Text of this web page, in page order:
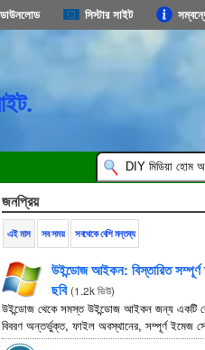
সিস্টার সাইট
ডাউনলোড
জনপ্রিয়
এই মাস সব সময় সবথেকে বেশি মন্তব্য
উইন্ডোজ আইকন: বিস্তারিত সম্পূর্ণ
ছবি (1.2k ভিউ)
উইন্ডোজ থেকে সমস্ত উইন্ডোজ আইকন জন্য একটি
বিবরণ অন্তর্ভুক্ত, ফাইল অবস্থানের, সম্পূর্ণ ইমেজ